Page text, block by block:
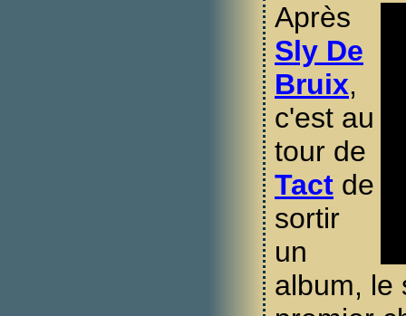
Après
Sly De
Bruix,
c'est au
tour de
Tact de
sortir
un
album, le